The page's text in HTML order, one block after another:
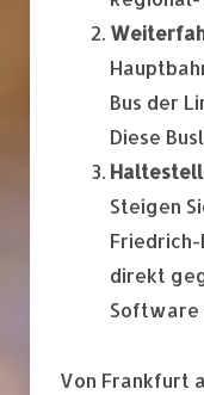
Bus der
Diese
Steigen
direkt
Software
Von Frankfurt